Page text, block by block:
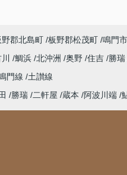
野郡北島町 板野郡松茂町 鳴門市
鯛浜 北沖洲 奥野 住吉 勝瑞
門線
土讃線
勝瑞 二軒屋 蔵本 阿波川端